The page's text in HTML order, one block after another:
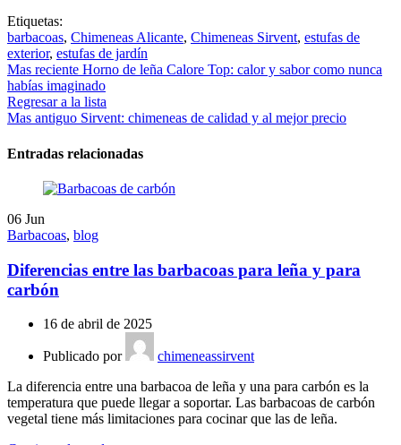
Etiquetas:
barbacoas, Chimeneas Alicante, Chimeneas Sirvent, estufas de
exterior, estufas de jardín
Mas reciente Horno de leña Calore Top: calor y sabor como nunca
habías imaginado
Regresar a la lista
Mas antiguo Sirvent: chimeneas de calidad y al mejor precio
Entradas relacionadas
06 Jun
Barbacoas, blog
Diferencias entre las barbacoas para leña y para
carbón
16 de abril de 2025
Publicado por
chimeneassirvent
La diferencia entre una barbacoa de leña y una para carbón es la
temperatura que puede llegar a soportar. Las barbacoas de carbón
vegetal tiene más limitaciones para cocinar que las de leña.